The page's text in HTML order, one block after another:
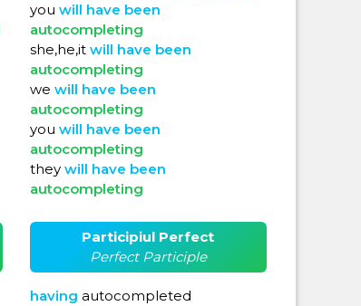
you will have been
autocompleting
she,he,it will have been
autocompleting
we will have been
autocompleting
you will have been
autocompleting
they will have been
autocompleting
Participiul Perfect
Perfect Participle
having autocompleted